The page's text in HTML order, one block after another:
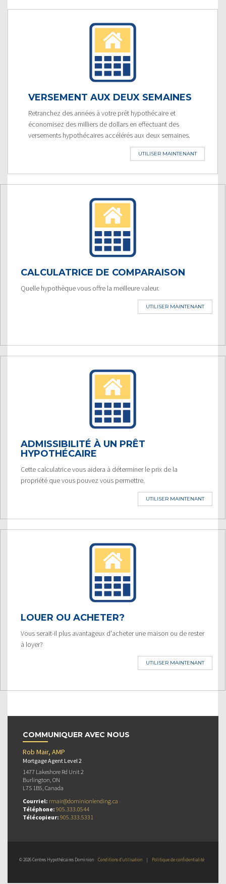
VERSEMENT AUX DEUX SEMAINES
Retranchez des années à votre prêt hypothécaire et
économisez des milliers de dollars en effectuant des
versements hypothécaires accélérés aux deux semaines.
UTILISER MAINTENANT
CALCULATRICE DE COMPARAISON
Quelle hypothèque vous offre la meilleure valeur.
UTILISER MAINTENANT
ADMISSIBILITÉ À UN PRÊT
HYPOTHÉCAIRE
Cette calculatrice vous aidera à déterminer le prix de la
propriété que vous pouvez vous permettre.
UTILISER MAINTENANT
LOUER OU ACHETER?
Vous serait-il plus avantageux d'acheter une maison ou de rester
à loyer?
UTILISER MAINTENANT
COMMUNIQUER AVEC NOUS
Rob Mair, AMP
Mortgage Agent Level 2
1477 Lakeshore Rd Unit 2
Burlington, ON
L7S 1B5, Canada
Courriel: rmair@dominionlending.ca
Téléphone: 905.333.0544
Télécopieur: 905.333.5331
© 2026 Centres Hypothécaires Dominion Conditions d’utilisation | Politique de confidentialité